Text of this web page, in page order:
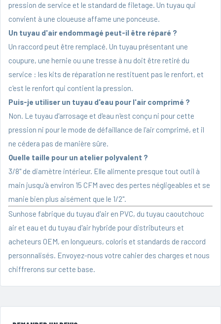
pression de service et le standard de filetage. Un tuyau qui
convient à une cloueuse affame une ponceuse.
Un tuyau d'air endommagé peut-il être réparé ?
Un raccord peut être remplacé. Un tuyau présentant une
coupure, une hernie ou une tresse à nu doit être retiré du
service : les kits de réparation ne restituent pas le renfort, et
c'est le renfort qui contient la pression.
Puis-je utiliser un tuyau d'eau pour l'air comprimé ?
Non. Le tuyau d'arrosage et d'eau n'est conçu ni pour cette
pression ni pour le mode de défaillance de l'air comprimé, et il
ne cédera pas de manière sûre.
Quelle taille pour un atelier polyvalent ?
3/8" de diamètre intérieur. Elle alimente presque tout outil à
main jusqu'à environ 15 CFM avec des pertes négligeables et se
manie bien plus aisément que le 1/2".
Sunhose fabrique du tuyau d'air en PVC, du tuyau caoutchouc
air et eau et du tuyau d'air hybride pour distributeurs et
acheteurs OEM, en longueurs, coloris et standards de raccord
personnalisés. Envoyez-nous votre cahier des charges et nous
chiffrerons sur cette base.